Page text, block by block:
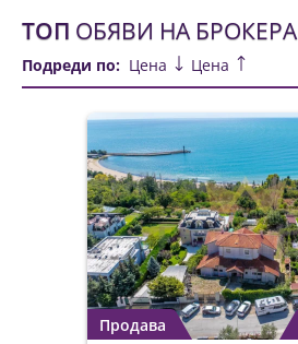
ТОП ОБЯВИ НА БРОКЕРА
Подреди по: Цена Цена
Продава